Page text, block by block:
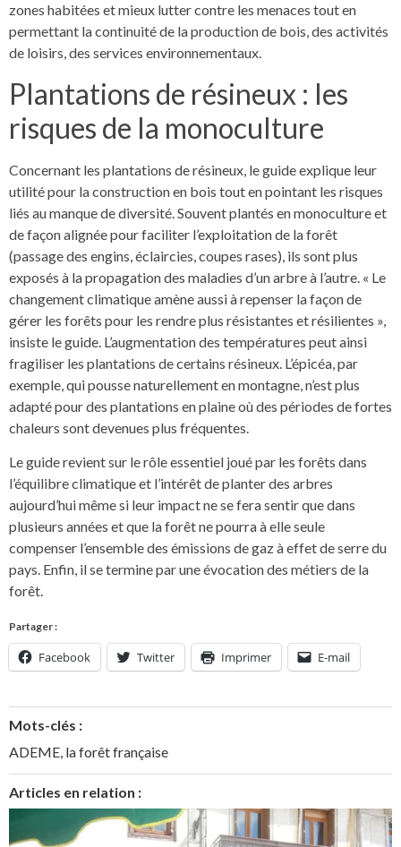
zones habitées et mieux lutter contre les menaces tout en
permettant la continuité de la production de bois, des activités
de loisirs, des services environnementaux.
Plantations de résineux : les
risques de la monoculture
Concernant les plantations de résineux, le guide explique leur
utilité pour la construction en bois tout en pointant les risques
liés au manque de diversité. Souvent plantés en monoculture et
de façon alignée pour faciliter l’exploitation de la forêt
(passage des engins, éclaircies, coupes rases), ils sont plus
exposés à la propagation des maladies d’un arbre à l’autre. « Le
changement climatique amène aussi à repenser la façon de
gérer les forêts pour les rendre plus résistantes et résilientes »,
insiste le guide. L’augmentation des températures peut ainsi
fragiliser les plantations de certains résineux. L’épicéa, par
exemple, qui pousse naturellement en montagne, n’est plus
adapté pour des plantations en plaine où des périodes de fortes
chaleurs sont devenues plus fréquentes.
Le guide revient sur le rôle essentiel joué par les forêts dans
l’équilibre climatique et l’intérêt de planter des arbres
aujourd’hui même si leur impact ne se fera sentir que dans
plusieurs années et que la forêt ne pourra à elle seule
compenser l’ensemble des émissions de gaz à effet de serre du
pays. Enfin, il se termine par une évocation des métiers de la
forêt.
Partager :
Facebook Twitter Imprimer E-mail
Mots-clés :
ADEME, la forêt française
Articles en relation :